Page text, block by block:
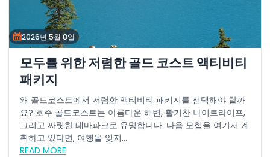
2026년 5월 8일
모두를 위한 저렴한 골드 코스트 액티비티
패키지
왜 골드코스트에서 저렴한 액티비티 패키지를 선택해야 할까
요? 호주 골드코스트는 아름다운 해변, 활기찬 나이트라이프,
그리고 짜릿한 테마파크로 유명합니다. 다음 모험을 여기서 계
획하고 있다면, 여행을 잊지...
READ MORE